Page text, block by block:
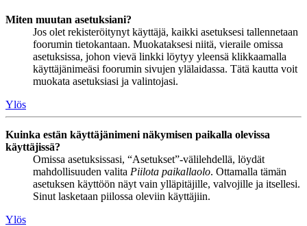
Miten muutan asetuksiani?
Jos olet rekisteröitynyt käyttäjä, kaikki asetuksesi tallennetaan
foorumin tietokantaan. Muokataksesi niitä, vieraile omissa
asetuksissa, johon vievä linkki löytyy yleensä klikkaamalla
käyttäjänimeäsi foorumin sivujen ylälaidassa. Tätä kautta voit
muokata asetuksiasi ja valintojasi.
Ylös
Kuinka estän käyttäjänimeni näkymisen paikalla olevissa
käyttäjissä?
Omissa asetuksissasi, “Asetukset”-välilehdellä, löydät
mahdollisuuden valita Piilota paikallaolo. Ottamalla tämän
asetuksen käyttöön näyt vain ylläpitäjille, valvojille ja itsellesi.
Sinut lasketaan piilossa oleviin käyttäjiin.
Ylös